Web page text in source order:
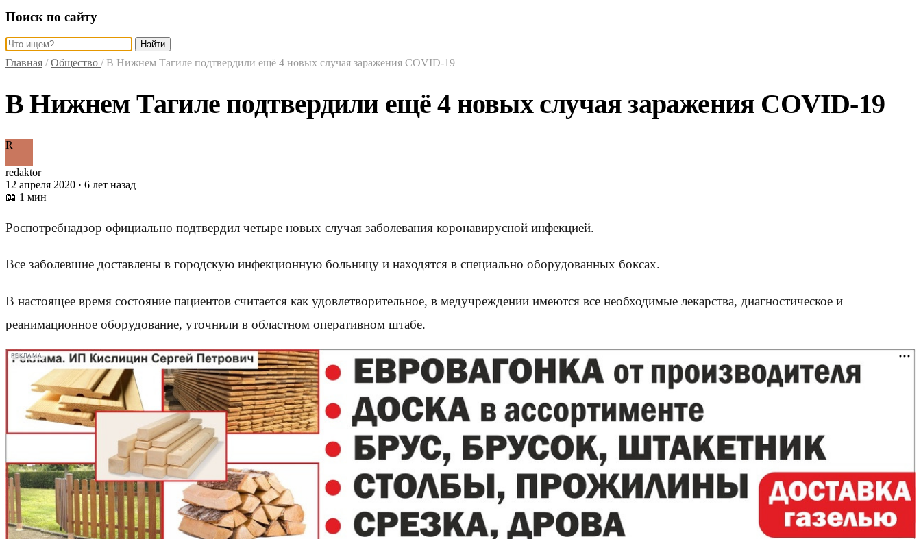
Поиск по сайту
Найти
Главная / Общество / В Нижнем Тагиле подтвердили ещё 4 новых случая заражения COVID-19
В Нижнем Тагиле подтвердили ещё 4 новых случая заражения COVID-19
R
redaktor
12 апреля 2020 · 6 лет назад
📖 1 мин
Роспотребнадзор официально подтвердил четыре новых случая заболевания коронавирусной инфекцией.
Все заболевшие доставлены в городскую инфекционную больницу и находятся в специально оборудованных боксах.
В настоящее время состояние пациентов считается как удовлетворительное, в медучреждении имеются все необходимые лекарства, диагностическое и
реанимационное оборудование, уточнили в областном оперативном штабе.
РЕКЛАМА